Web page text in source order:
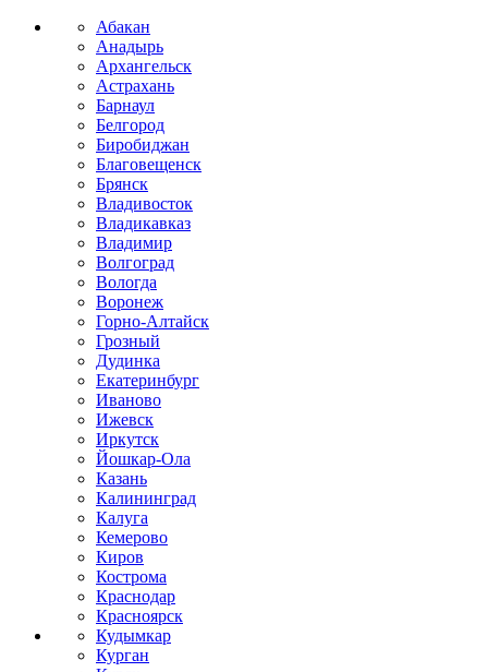
Абакан
Анадырь
Архангельск
Астрахань
Барнаул
Белгород
Биробиджан
Благовещенск
Брянск
Владивосток
Владикавказ
Владимир
Волгоград
Вологда
Воронеж
Горно-Алтайск
Грозный
Дудинка
Екатеринбург
Иваново
Ижевск
Иркутск
Йошкар-Ола
Казань
Калининград
Калуга
Кемерово
Киров
Кострома
Краснодар
Красноярск
Кудымкар
Курган